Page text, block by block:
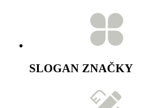
SLOGAN ZNAČKY